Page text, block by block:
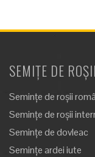
SEMIȚE DE
Semințe de roșii
Semințe de roșii
Semințe de dovleac
Semințe ardei iute